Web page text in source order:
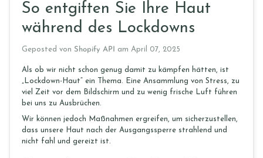
So entgiften Sie Ihre Haut
während des Lockdowns
Geposted von Shopify API am April 07, 2025
Als ob wir nicht schon genug damit zu kämpfen hätten, ist
„Lockdown-Haut“ ein Thema. Eine Ansammlung von Stress, zu
viel Zeit vor dem Bildschirm und zu wenig frische Luft führen
bei uns zu Ausbrüchen.
Wir können jedoch Maßnahmen ergreifen, um sicherzustellen,
dass unsere Haut nach der Ausgangssperre strahlend und
nicht fahl und gereizt ist.